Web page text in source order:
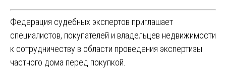
Федерация судебных экспертов приглашает
специалистов, покупателей и владельцев недвижимости
к сотрудничеству в области проведения экспертизы
частного дома перед покупкой.